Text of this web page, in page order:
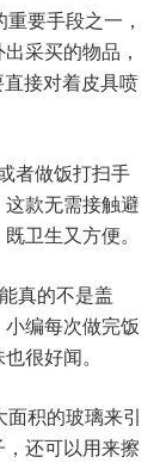
要手段之一，
采买的物品，
接对着皮具喷
者做饭打扫手
款无需接触避
卫生又方便。
真的不是盖
编每次做完饭
很好闻。
积的玻璃来引
还可以用来擦